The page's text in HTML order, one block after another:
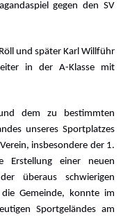
gegen den SV
und später Karl Willführ
in der A-Klasse mit
dem zu bestimmten
unseres Sportplatzes
insbesondere der 1.
Erstellung einer neuen
überaus schwierigen
Gemeinde, konnte im
Sportgeländes am